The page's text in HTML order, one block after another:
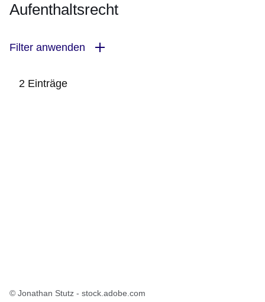
Aufenthaltsrecht
Filter anwenden
2 Einträge
© Jonathan Stutz - stock.adobe.com